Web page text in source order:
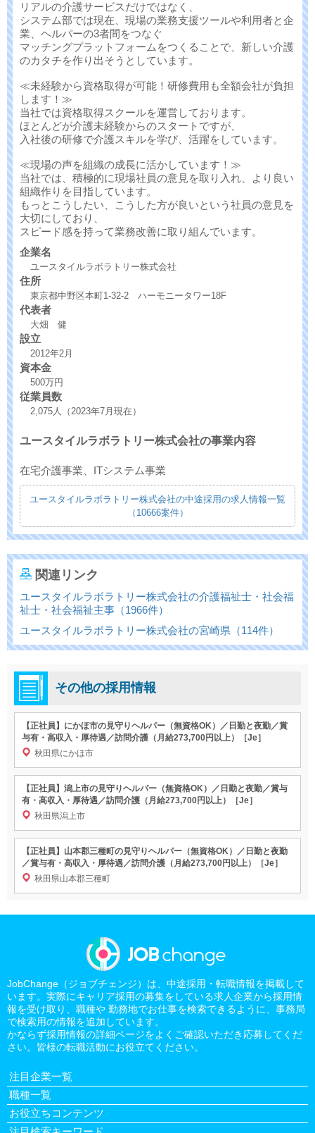
リアルの介護サービスだけではなく、
システム部では現在、現場の業務支援ツールや利用者と企
業、ヘルパーの3者間をつなぐ
マッチングプラットフォームをつくることで、新しい介護
のカタチを作り出そうとしています。
≪未経験から資格取得が可能！研修費用も全額会社が負担
します！≫
当社では資格取得スクールを運営しております。
ほとんどが介護未経験からのスタートですが、
入社後の研修で介護スキルを学び、活躍をしています。
≪現場の声を組織の成長に活かしています！≫
当社では、積極的に現場社員の意見を取り入れ、より良い
組織作りを目指しています。
もっとこうしたい、こうした方が良いという社員の意見を
大切にしており、
スピード感を持って業務改善に取り組んでいます。
企業名
ユースタイルラボラトリー株式会社
住所
東京都中野区本町1-32-2 ハーモニータワー18F
代表者
大畑 健
設立
2012年2月
資本金
500万円
従業員数
2,075人（2023年7月現在）
ユースタイルラボラトリー株式会社の事業内容
在宅介護事業、ITシステム事業
ユースタイルラボラトリー株式会社の中途採用の求人情報一覧
（10666案件）
関連リンク
ユースタイルラボラトリー株式会社の介護福祉士・社会福
祉士・社会福祉主事（1966件）
ユースタイルラボラトリー株式会社の宮崎県（114件）
その他の採用情報
【正社員】にかほ市の見守りヘルパー（無資格OK）／日勤と夜勤／賞
与有・高収入・厚待遇／訪問介護（月給273,700円以上）［Je］
秋田県にかほ市
【正社員】潟上市の見守りヘルパー（無資格OK）／日勤と夜勤／賞与
有・高収入・厚待遇／訪問介護（月給273,700円以上）［Je］
秋田県潟上市
【正社員】山本郡三種町の見守りヘルパー（無資格OK）／日勤と夜勤
／賞与有・高収入・厚待遇／訪問介護（月給273,700円以上）［Je］
秋田県山本郡三種町
JobChange（ジョブチェンジ）は、中途採用・転職情報を掲載して
います。実際にキャリア採用の募集をしている求人企業から採用情
報を受け取り、職種や 勤務地でお仕事を検索できるように、事務局
で検索用の情報を追加しています。
かならず採用情報の詳細ページをよくご確認いただき応募してくだ
さい。皆様の転職活動にお役立てください。
注目企業一覧
職種一覧
お役立ちコンテンツ